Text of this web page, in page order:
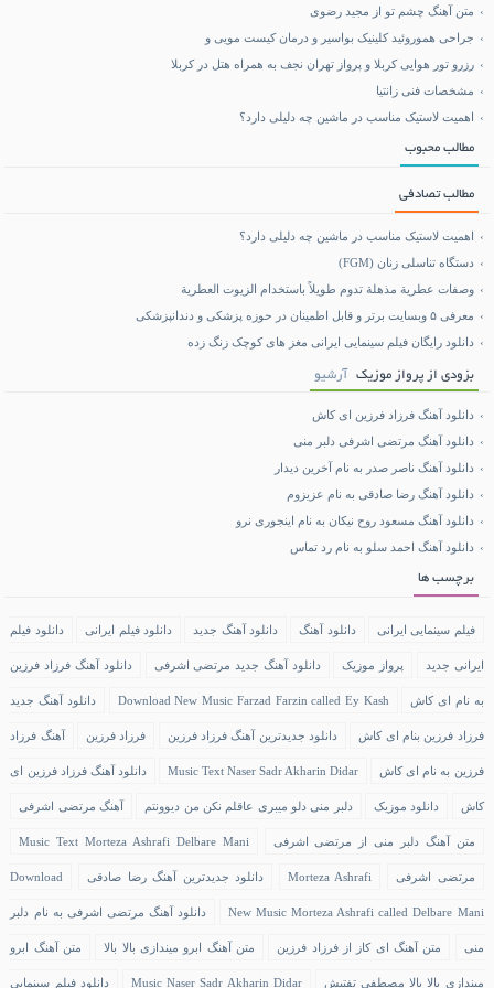
متن آهنگ چشم تو از مجید رضوی
جراحی هموروئید کلینیک بواسیر و درمان کیست مویی و
رزرو تور هوایی کربلا و پرواز تهران نجف به همراه هتل در کربلا
مشخصات فنی زانتیا
اهمیت لاستیک مناسب در ماشین چه دلیلی دارد؟
مطالب محبوب
مطالب تصادفی
اهمیت لاستیک مناسب در ماشین چه دلیلی دارد؟
دستگاه تناسلی زنان (FGM)
وصفات عطرية مذهلة تدوم طويلاً باستخدام الزيوت العطرية
معرفی ۵ وبسایت برتر و قابل اطمینان در حوزه پزشکی و دندانپزشکی
دانلود رایگان فیلم سینمایی ایرانی مغز های کوچک زنگ زده
بزودی از پرواز موزیک آرشیو
دانلود آهنگ فرزاد فرزین ای کاش
دانلود آهنگ مرتضی اشرفی دلبر منی
دانلود آهنگ ناصر صدر به نام آخرین دیدار
دانلود آهنگ رضا صادقی به نام عزیزوم
دانلود آهنگ مسعود روح نیکان به نام اینجوری نرو
دانلود آهنگ احمد سلو به نام رد تماس
برچسب ها
فیلم سینمایی ایرانی دانلود آهنگ دانلود آهنگ جدید دانلود فیلم ایرانی دانلود فیلم
ایرانی جدید پرواز موزیک دانلود آهنگ جدید مرتضی اشرفی دانلود آهنگ فرزاد فرزین
به نام ای کاش Download New Music Farzad Farzin called Ey Kash دانلود آهنگ جدید
فرزاد فرزین بنام ای کاش دانلود جدیدترین آهنگ فرزاد فرزین فرزاد فرزین آهنگ فرزاد
فرزین به نام ای کاش Music Text Naser Sadr Akharin Didar دانلود آهنگ فرزاد فرزین ای
کاش دانلود موزیک دلبر منی دلو میبری عاقلم نکن من دیوونتم آهنگ مرتضی اشرفی
متن آهنگ دلبر منی از مرتضی اشرفی Music Text Morteza Ashrafi Delbare Mani
مرتضی اشرفی Morteza Ashrafi دانلود جدیدترین آهنگ رضا صادقی Download
New Music Morteza Ashrafi called Delbare Mani دانلود آهنگ مرتضی اشرفی به نام دلبر
منی متن آهنگ ای کاز از فرزاد فرزین متن آهنگ ابرو میندازی بالا بالا متن آهنگ ابرو
میندازی بالا بالا مصطفی تفتیش Music Naser Sadr Akharin Didar دانلود فیلم سینمایی